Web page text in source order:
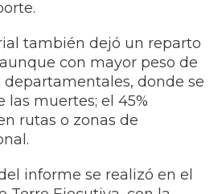
también dejó un reparto
con mayor peso de
departamentales, donde se
las muertes; el 45%
rutas o zonas de
informe se realizó en el